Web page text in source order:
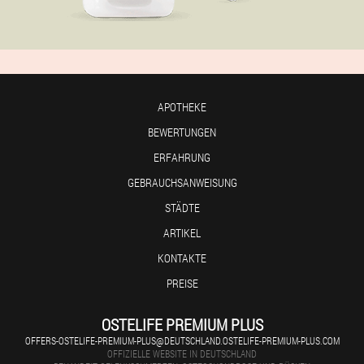
APOTHEKE
BEWERTUNGEN
ERFAHRUNG
GEBRAUCHSANWEISUNG
STÄDTE
ARTIKEL
KONTAKTE
PREISE
OSTELIFE PREMIUM PLUS
OFFERS-OSTELIFE-PREMIUM-PLUS@DEUTSCHLAND.OSTELIFE-PREMIUM-PLUS.COM
OFFIZIELLE WEBSITE IN DEUTSCHLAND